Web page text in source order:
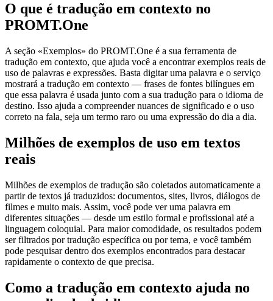
O que é tradução em contexto no
PROMT.One
A seção «Exemplos» do PROMT.One é a sua ferramenta de
tradução em contexto, que ajuda você a encontrar exemplos reais de
uso de palavras e expressões. Basta digitar uma palavra e o serviço
mostrará a tradução em contexto — frases de fontes bilíngues em
que essa palavra é usada junto com a sua tradução para o idioma de
destino. Isso ajuda a compreender nuances de significado e o uso
correto na fala, seja um termo raro ou uma expressão do dia a dia.
Milhões de exemplos de uso em textos
reais
Milhões de exemplos de tradução são coletados automaticamente a
partir de textos já traduzidos: documentos, sites, livros, diálogos de
filmes e muito mais. Assim, você pode ver uma palavra em
diferentes situações — desde um estilo formal e profissional até a
linguagem coloquial. Para maior comodidade, os resultados podem
ser filtrados por tradução específica ou por tema, e você também
pode pesquisar dentro dos exemplos encontrados para destacar
rapidamente o contexto de que precisa.
Como a tradução em contexto ajuda no